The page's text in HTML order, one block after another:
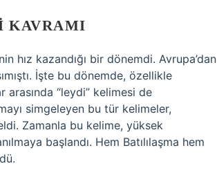
KAVRAMI
hız kazandığı bir dönemdi. Avrupa’dan
İşte bu dönemde, özellikle
arasında “leydi” kelimesi de
simgeleyen bu tür kelimeler,
Zamanla bu kelime, yüksek
başlandı. Hem Batılılaşma hem